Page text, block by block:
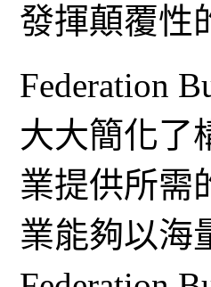
發揮顛覆性
Federation
大大簡化了
業提供所需
業能夠以海